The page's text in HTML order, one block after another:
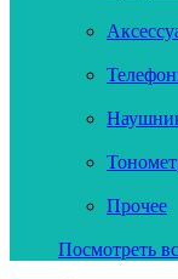
Прочее
Посмотреть